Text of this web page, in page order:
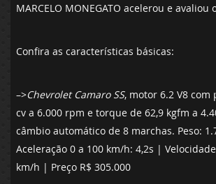
MARCELO MONEGATO acelerou e avaliou
Confira as características básicas:
–>Chevrolet Camaro SS, motor 6.2 V8 com
cv a 6.000 rpm e torque de 62,9 kgfm a
câmbio automático de 8 marchas. Peso:
Aceleração 0 a 100 km/h: 4,2s |
km/h | Preço R$ 305.000